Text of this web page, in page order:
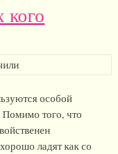
кого
особой
Помимо того, что
ладят как со